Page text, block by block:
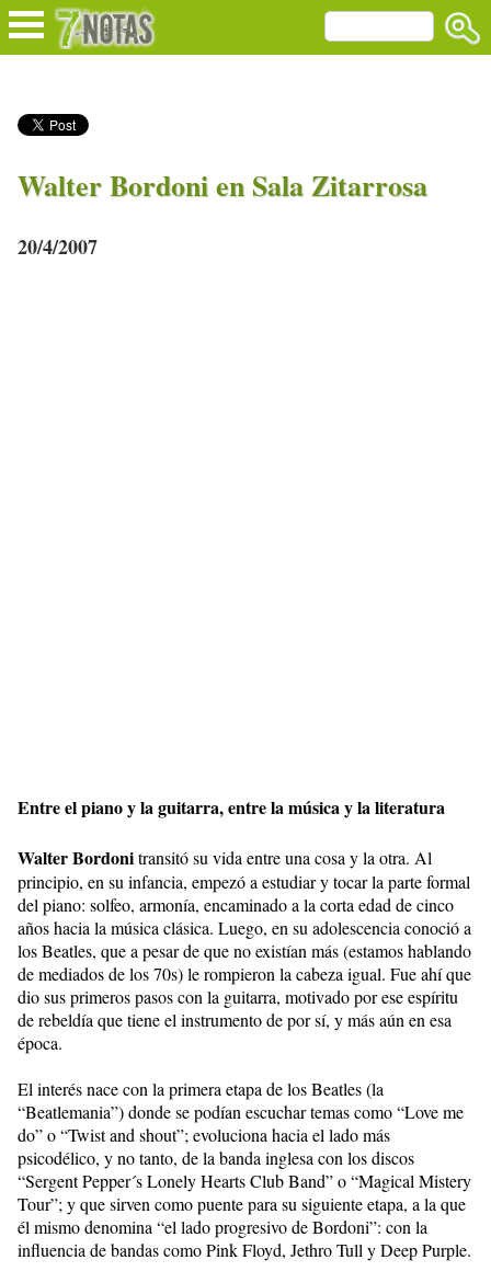
Walter Bordoni en Sala Zitarrosa
20/4/2007
Entre el piano y la guitarra, entre la música y la literatura
Walter Bordonitransitó su vida entre una cosa y la otra. Al
principio, en su infancia, empezó a estudiar y tocar la parte formal
del piano: solfeo, armonía, encaminado a la corta edad de cinco
años hacia la música clásica. Luego, en su adolescencia conoció a
los Beatles, que a pesar de que no existían más (estamos hablando
de mediados de los 70s) le rompieron la cabeza igual. Fue ahí que
dio sus primeros pasos con la guitarra, motivado por ese espíritu
de rebeldía que tiene el instrumento de por sí, y más aún en esa
época.
El interés nace con la primera etapa de los Beatles (la
“Beatlemania”) donde se podían escuchar temas como “Love me
do” o “Twist and shout”; evoluciona hacia el lado más
psicodélico, y no tanto, de la banda inglesa con los discos
“Sergent Pepper´s Lonely Hearts Club Band” o “Magical Mistery
Tour”; y que sirven como puente para su siguiente etapa, a la que
él mismo denomina “el lado progresivo de Bordoni”: con la
influencia de bandas como Pink Floyd, Jethro Tull y Deep Purple.